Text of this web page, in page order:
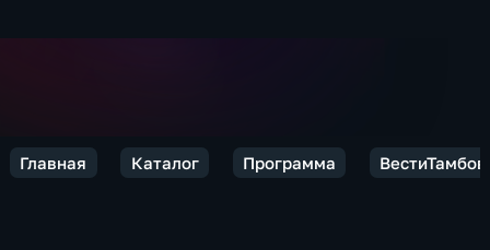
Главная Каталог Программа ВестиТамбов